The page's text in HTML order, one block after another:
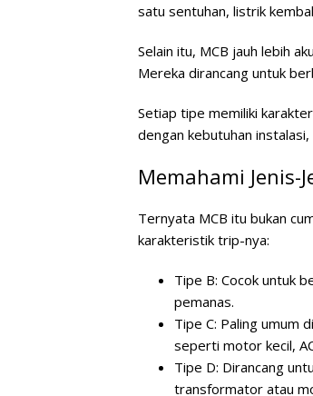
satu sentuhan, listrik
Selain itu, MCB jauh lebih
Mereka dirancang untuk
Setiap tipe memiliki
dengan kebutuhan
Memahami Jenis-
Ternyata MCB itu bukan
karakteristik trip-nya:
Tipe B: Cocok untuk
pemanas.
Tipe C: Paling umum
seperti motor kecil,
Tipe D: Dirancang
transformator atau